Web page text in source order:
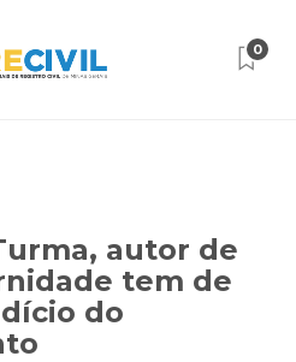
0
autor de
tem de
do